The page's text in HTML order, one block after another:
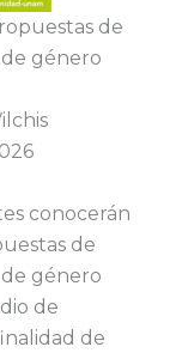
de
género
conocerán
de
género
de
de